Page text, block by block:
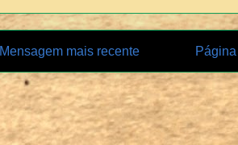
Mensagem mais recente